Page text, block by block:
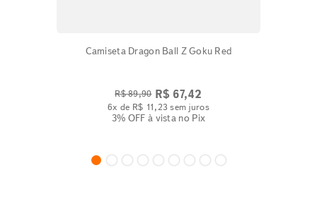
Camiseta Dragon Ball Z Goku Red
R$ 89,90 R$ 67,42
6x de R$ 11 ,23 sem juros
3% OFF à vista no Pix